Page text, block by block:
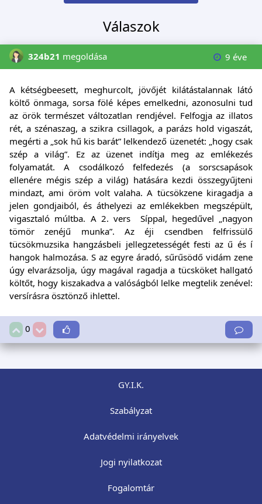
Válaszok
324b21 megoldása 9 éve
A kétségbeesett, meghurcolt, jövőjét kilátástalannak látó
költő önmaga, sorsa fölé képes emelkedni, azonosulni tud
az örök természet változatlan rendjével. Felfogja az illatos
rét, a szénaszag, a szikra csillagok, a parázs hold vigaszát,
megérti a „sok hű kis barát” lelkendező üzenetét: „hogy csak
szép a világ”. Ez az üzenet indítja meg az emlékezés
folyamatát. A csodálkozó felfedezés (a sorscsapások
ellenére mégis szép a világ) hatására kezdi összegyűjteni
mindazt, ami öröm volt valaha. A tücsökzene kiragadja a
jelen gondjaiból, és áthelyezi az emlékekben megszépült,
vigasztaló múltba. A 2. vers ­ Síppal, hegedűvel­ „nagyon
tömör zenéjű munka”. Az éji csendben felfrissülő
tücsökmuzsika hangzásbeli jellegzetességét festi az ű és í
hangok halmozása. S az egyre áradó, sűrűsödő vidám zene
úgy elvarázsolja, úgy magával ragadja a tücsköket hallgató
költőt, hogy kiszakadva a valóságból lelke megtelik zenével:
versírásra ösztönző ihlettel.
0
GY.I.K.
Szabályzat
Adatvédelmi irányelvek
Jogi nyilatkozat
Fogalomtár